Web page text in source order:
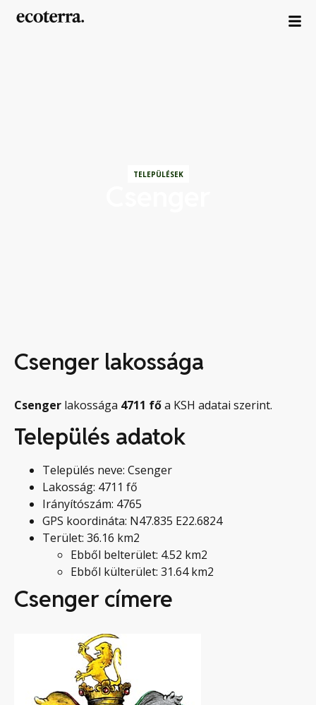
TELEPÜLÉSEK
Csenger lakossága
Csenger lakossága 4711 főa KSH adatai szerint.
Település adatok
Település neve: Csenger
Lakosság: 4711 fő
Irányítószám: 4765
GPS koordináta: N47.835 E22.6824
Terület: 36.16 km2
Ebből belterület: 4.52 km2
Ebből külterület: 31.64 km2
Csenger címere